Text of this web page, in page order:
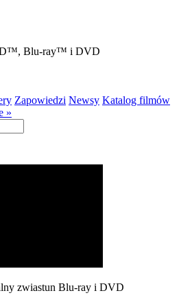
Blu-ray™ i DVD
Zapowiedzi Newsy Katalog filmów
»
zwiastun Blu-ray i DVD